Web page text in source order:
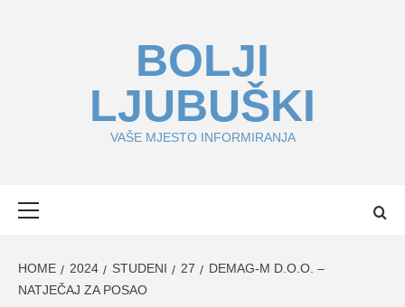
BOLJI
LJUBUŠKI
VAŠE MJESTO INFORMIRANJA
HOME 2024 STUDENI 27
DEMAG-M D.O.O. –
NATJEČAJ ZA POSAO